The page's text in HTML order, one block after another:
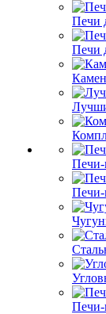
Печи
Печи
Печи-
Печи-
Печи-